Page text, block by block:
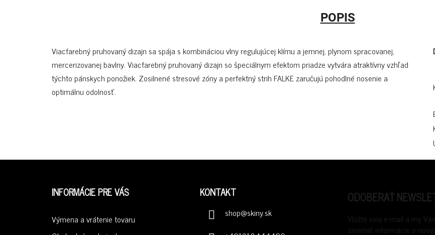
POPIS
Viacfarebný pruhovaný dizajn sa spája s kombináciou vlny regulujúcej klímu a jemnej, plynom spracovanej,
mercerizovanej bavlny. Viacfarebný pruhovaný dizajn so špeciálnym efektom priadze vytvára atraktívny vzhľad
týchto pánskych ponožiek. Zosilnené stresové zóny a perfektný strih FALKE zaručujú pohodlné nosenie a
optimálnu odolnosť.
INFORMÁCIE PRE VÁS
Výmena a vrátenie tovaru
KONTAKT
shop@skiny.sk
ODOBERAŤ
Vložte svoj e-mail a my
zasielať informácie o